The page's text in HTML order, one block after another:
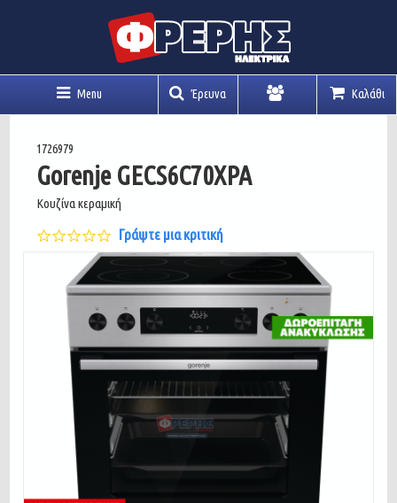
Menu Έρευνα Καλάθι
1726979
Gorenje GECS6C70XPA
Κουζίνα κεραμική
0.0
star
rating
Γράψτε μια κριτική